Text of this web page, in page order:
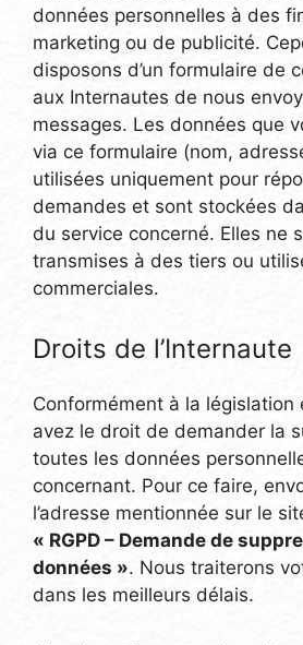
données personnelles à des
marketing ou de publicité.
disposons d’un formulaire de
aux Internautes de nous
messages. Les données que
via ce formulaire (nom,
utilisées uniquement pour
demandes et sont stockées
du service concerné. Elles ne
transmises à des tiers ou
commerciales.
Droits de l’Internaute
Conformément à la législation
avez le droit de demander la
toutes les données
concernant. Pour ce faire,
l’adresse mentionnée sur le
« RGPD – Demande de
données ». Nous traiterons
dans les meilleurs délais.